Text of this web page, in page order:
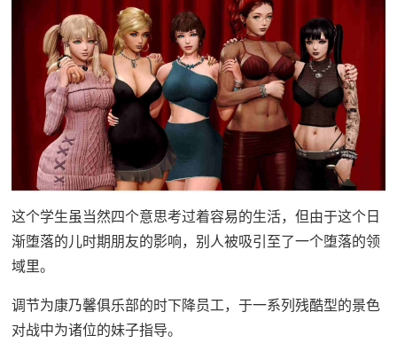
这个学生虽当然四个意思考过着容易的生活， 但由于这个日
渐堕落的儿时期朋友的影响，别人被吸引至了一个堕落的领
域里。
调节为康乃馨俱乐部的时下降员工，于一系列残酷型的景色
对战中为诸位的妹子指导。